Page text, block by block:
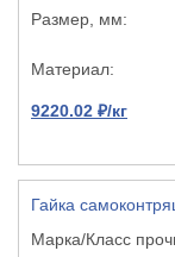
9220.02 ₽/кг
Гайка